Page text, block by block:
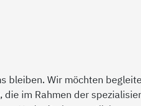
bleiben. Wir möchten
im Rahmen der